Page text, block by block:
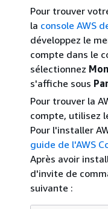
Pour trouver
la console AWS
développez le
compte dans le
sélectionnez Mon
s'affiche sous
Pour trouver la
compte, utilisez
Pour l'installer
guide de l'AWS
Après avoir
d'invite de
suivante :